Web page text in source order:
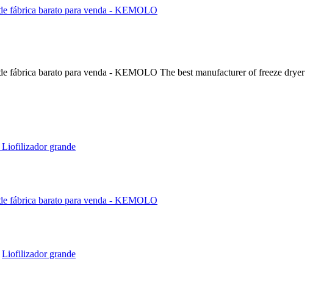
The best manufacturer of freeze dryer
Liofilizador grande
Liofilizador grande